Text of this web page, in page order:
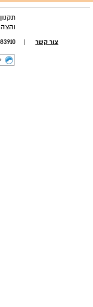
צור קשר |
054-6783910 |